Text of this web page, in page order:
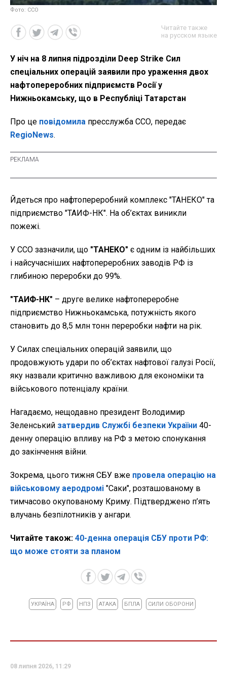
Фото: ССО
Читайте также
на русском языке
У ніч на 8 липня підрозділи Deep Strike Сил
спеціальних операцій заявили про ураження двох
нафтопереробних підприємств Росії у
Нижньокамську, що в Республіці Татарстан
Про це повідомила пресслужба ССО, передає
RegioNews.
Йдеться про нафтопереробний комплекс "ТАНЕКО" та
підприємство "ТАИФ-НК". На об’єктах виникли
пожежі.
У ССО зазначили, що "ТАНЕКО" є одним із найбільших
і найсучасніших нафтопереробних заводів РФ із
глибиною переробки до 99%.
"ТАИФ-НК" – друге велике нафтопереробне
підприємство Нижньокамська, потужність якого
становить до 8,5 млн тонн переробки нафти на рік.
У Силах спеціальних операцій заявили, що
продовжують удари по об’єктах нафтової галузі Росії,
яку назвали критично важливою для економіки та
військового потенціалу країни.
Нагадаємо, нещодавно президент Володимир
Зеленський затвердив Службі безпеки України 40-
денну операцію впливу на РФ з метою спонукання
до закінчення війни.
Зокрема, цього тижня СБУ вже провела операцію на
військовому аеродромі "Саки", розташованому в
тимчасово окупованому Криму. Підтверджено п’ять
влучань безпілотників у ангари.
Читайте також: 40-денна операція СБУ проти РФ:
що може стояти за планом
УКРАЇНА РФ НПЗ АТАКА БПЛА СИЛИ ОБОРОНИ
08 липня 2026, 11:29